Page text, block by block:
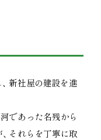
、 新社屋の建設を進
であった名残から
、 それらを丁寧に取